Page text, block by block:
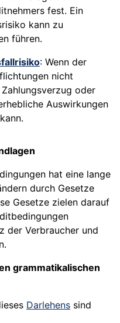
fest. Ein
kann zu
führen.
: Wenn der
nicht
oder
Auswirkungen
hat eine lange
durch Gesetze
Gesetze zielen darauf
der Verbraucher und
grammatikalischen
Darlehens sind